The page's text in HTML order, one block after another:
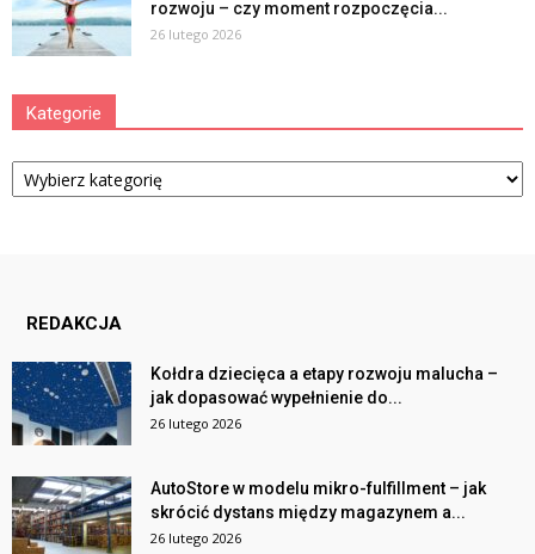
rozwoju – czy moment rozpoczęcia...
26 lutego 2026
Kategorie
Kategorie
REDAKCJA
Kołdra dziecięca a etapy rozwoju malucha –
jak dopasować wypełnienie do...
26 lutego 2026
AutoStore w modelu mikro-fulfillment – jak
skrócić dystans między magazynem a...
26 lutego 2026